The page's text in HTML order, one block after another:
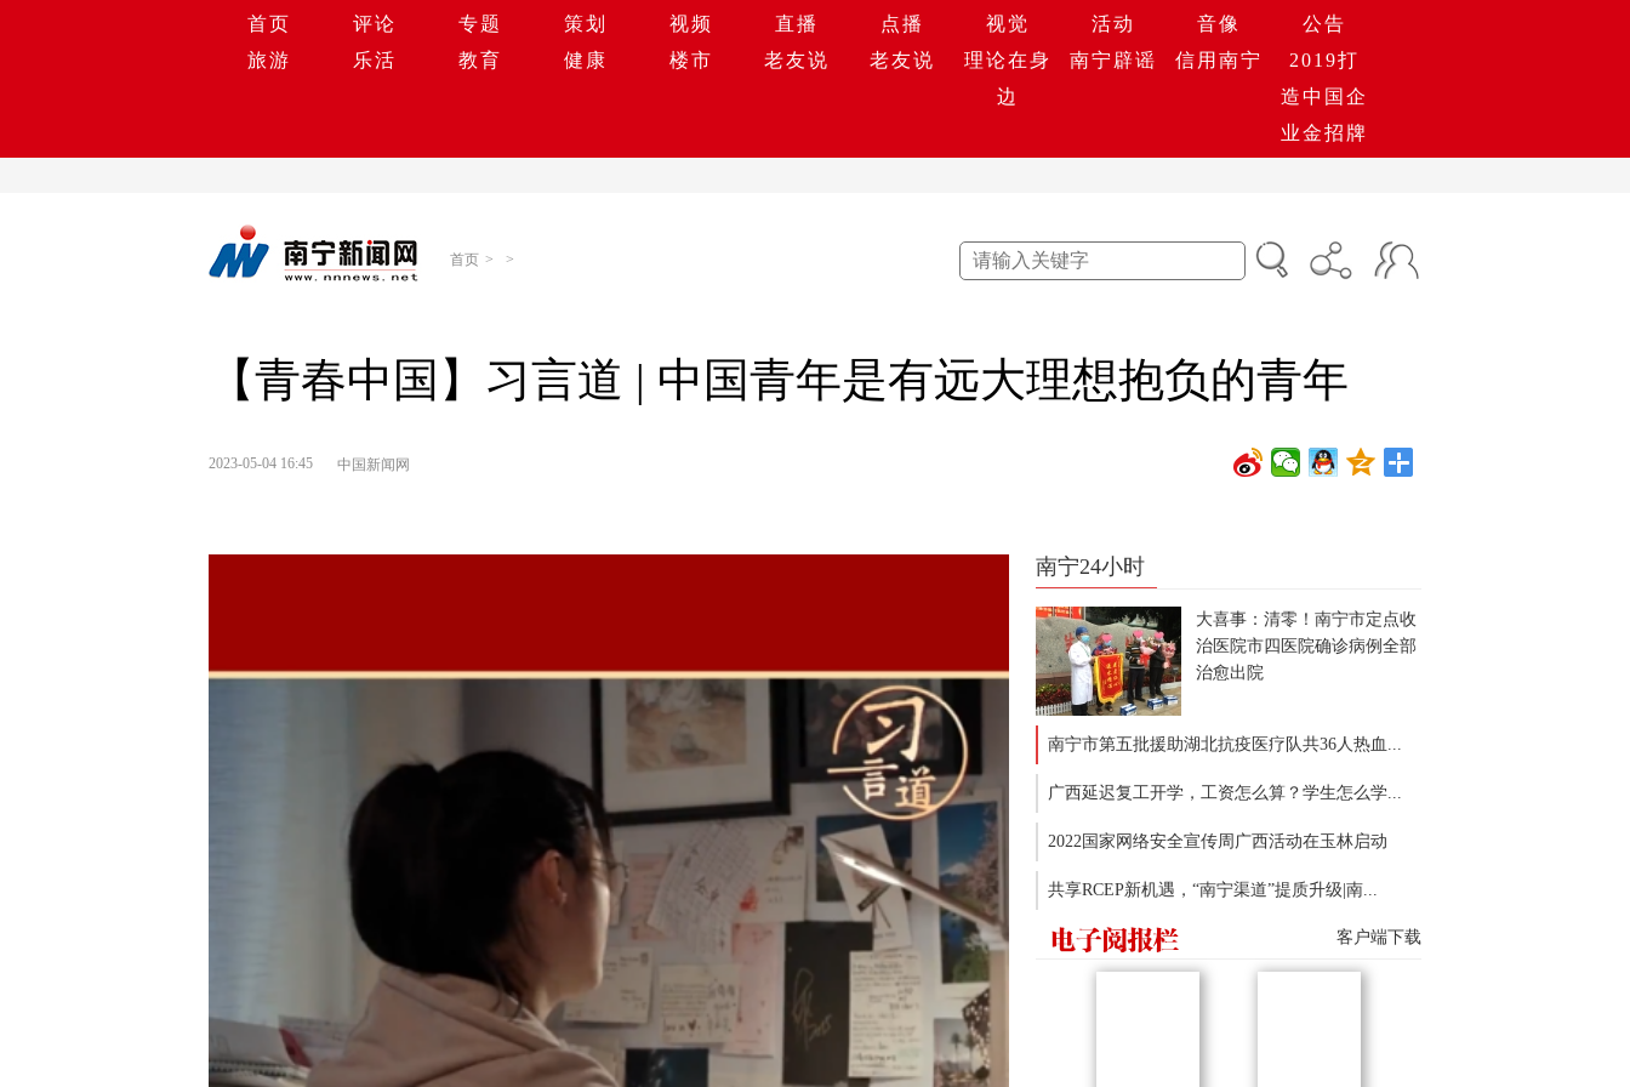
首页 评论 专题 策划 视频 直播 点播 视觉 活动 音像
公告
旅游
乐活 教育 健康 楼市 老友说 老友说
理论在身
边
南宁辟谣 信用南宁
2019打
造中国企
业金招牌
首页 > >
【青春中国】习言道 | 中国青年是有远大理想抱负的青年
2023-05-04 16:45 中国新闻网
南宁24小时
大喜事：清零！南宁市定点收
治医院市四医院确诊病例全部
治愈出院
南宁市第五批援助湖北抗疫医疗队共36人热血...
广西延迟复工开学，工资怎么算？学生怎么学...
2022国家网络安全宣传周广西活动在玉林启动
共享RCEP新机遇，“南宁渠道”提质升级|南...
客户端下载